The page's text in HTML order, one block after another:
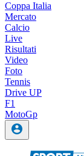
Coppa Italia
Mercato
Calcio
Live
Risultati
Video
Foto
Tennis
Drive UP
F1
MotoGp